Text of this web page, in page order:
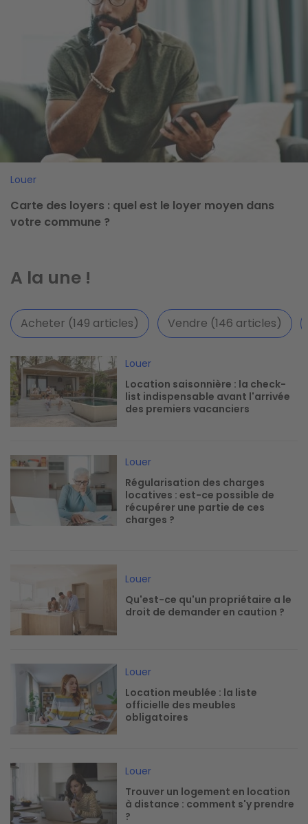
Louer
Carte des loyers : quel est le loyer moyen dans
votre commune ?
A la une !
Acheter (149 articles) Vendre (146 articles)
Image
Louer
Location saisonnière : la check-
list indispensable avant l'arrivée
des premiers vacanciers
Image
Louer
Régularisation des charges
locatives : est-ce possible de
récupérer une partie de ces
charges ?
Louer
Qu'est-ce qu'un propriétaire a le
droit de demander en caution ?
Image
Louer
Location meublée : la liste
officielle des meubles
obligatoires
Image
Louer
Trouver un logement en location
à distance : comment s'y prendre
?